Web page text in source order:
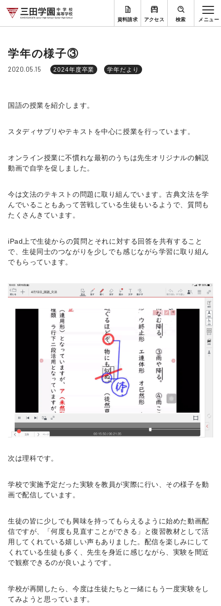
資料請求 アクセス 検索
学年の様子③
2020.05.15 2024年度卒業 学年だより
国語の授業を紹介します。
スタディサプリやテキストを中心に授業を行っています。
オンライン授業に不慣れな最初のうちは先生オリジナルの解説
動画で自学を促しました。
今は文法のテキストの問題に取り組んでいます。古典文法を学
んでいることもあって苦戦している生徒もいるようで、質問も
たくさんきています。
iPad上で生徒からの質問とそれに対する回答を共有すること
で、生徒同士のつながりを少しでも感じながら学習に取り組ん
でもらっています。
次は理科です。
学校で実施予定だった実験を教員が実際に行い、その様子を動
画で配信しています。
生徒の皆に少しでも興味を持ってもらえるように始めた動画配
信ですが、「何度も見直すことができる」と復習教材として活
用してくれている嬉しい声もありました。配信を楽しみにして
くれている生徒も多く、先生を身近に感じながら、実験を間近
で観察できるのが良いようです。
学校が再開したら、今度は生徒たちと一緒にもう一度実験をし
てみようと思っています。